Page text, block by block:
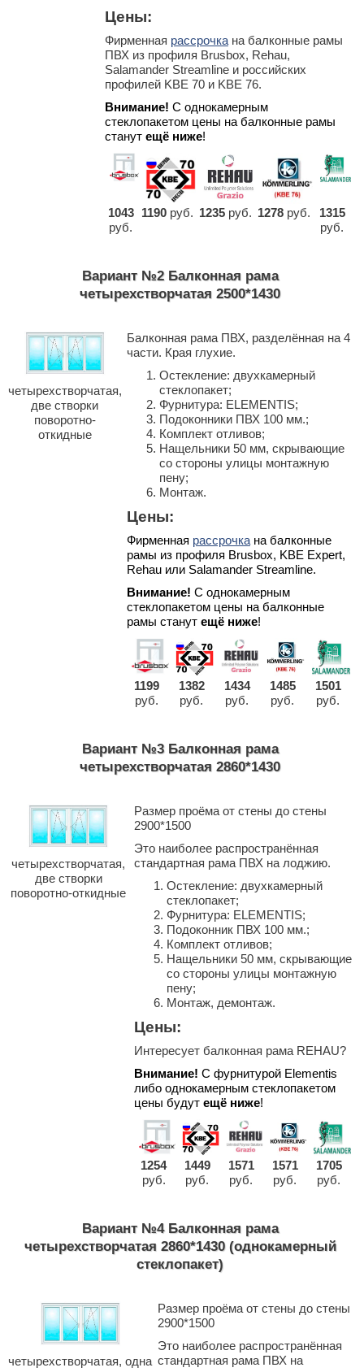
Цены:
Фирменная рассрочкана балконные рамы
ПВХ из профиля Brusbox, Rehau,
Salamander Streamline и российских
профилей KBE 70 и KBE 76.
Внимание! С однокамерным
стеклопакетом цены на балконные рамы
станут ещё ниже!
1043
руб.
1190 руб. 1235 руб. 1278 руб.
1315
руб.
Вариант №2 Балконная рама
четырехстворчатая 2500*1430
четырехстворчатая,
две створки
поворотно-
откидные
Балконная рама ПВХ, разделённая на 4
части. Края глухие.
Остекление: двухкамерный
стеклопакет;
Фурнитура: ELEMENTIS;
Подоконники ПВХ 100 мм.;
Комплект отливов;
Нащельники 50 мм, скрывающие
со стороны улицы монтажную
пену;
Монтаж.
Цены:
Фирменная рассрочкана балконные
рамы из профиля Brusbox, KBE Expert,
Rehau или Salamander Streamline.
Внимание! С однокамерным
стеклопакетом цены на балконные
рамы станут ещё ниже!
1199
руб.
1382
руб.
1434
руб.
1485
руб.
1501
руб.
Вариант №3 Балконная рама
четырехстворчатая 2860*1430
четырехстворчатая,
две створки
поворотно-откидные
Размер проёма от стены до стены
2900*1500
Это наиболее распространённая
стандартная рама ПВХ на лоджию.
Остекление: двухкамерный
стеклопакет;
Фурнитура: ELEMENTIS;
Подоконник ПВХ 100 мм.;
Комплект отливов;
Нащельники 50 мм, скрывающие
со стороны улицы монтажную
пену;
Монтаж, демонтаж.
Цены:
Интересует балконная рама REHAU?
Внимание! С фурнитурой Elementis
либо однокамерным стеклопакетом
цены будут ещё ниже!
1254
руб.
1449
руб.
1571
руб.
1571
руб.
1705
руб.
Вариант №4 Балконная рама
четырехстворчатая 2860*1430 (однокамерный
стеклопакет)
четырехстворчатая, одна
Размер проёма от стены до стены
2900*1500
Это наиболее распространённая
стандартная рама ПВХ на